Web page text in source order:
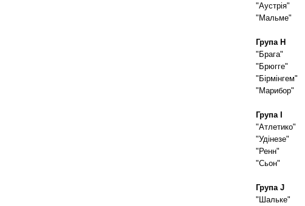
"Аустрія"
"Мальме"
Група H
"Брага"
"Брюгге"
"Бірмінгем"
"Марибор"
Група I
"Атлетико"
"Удінезе"
"Ренн"
"Сьон"
Група J
"Шальке"